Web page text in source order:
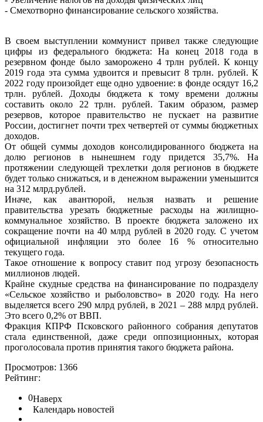
- Смехотворно финансирование сельского хозяйства.
В своем выступлении коммунист привел также следующие
цифры из федерального бюджета: На конец 2018 года в
резервном фонде было заморожено 4 трлн рублей. К концу
2019 года эта сумма удвоится и превысит 8 трлн. рублей. К
2022 году произойдет еще одно удвоение: в фонде осядут 16,2
трлн. рублей. Доходы бюджета к тому времени должны
составить около 22 трлн. рублей. Таким образом, размер
резервов, которое правительство не пускает на развитие
России, достигнет почти трех четвертей от суммы бюджетных
доходов.
От общей суммы доходов консолидированного бюджета на
долю регионов в нынешнем году придется 35,7%. На
протяжении следующей трехлетки доля регионов в бюджете
будет только снижаться, и в денежном выражении уменьшится
на 312 млрд.рублей.
Иначе, как авантюрой, нельзя назвать и решение
правительства урезать бюджетные расходы на жилищно-
коммунальное хозяйство. В проекте бюджета заложено их
сокращение почти на 40 млрд рублей в 2020 году. С учетом
официальной инфляции это более 16 % относительно
текущего года.
Такое отношение к вопросу ставит под угрозу безопасность
миллионов людей.
Крайне скудные средства на финансирование по подразделу
«Сельское хозяйство и рыболовство» в 2020 году. На него
выделяется всего 290 млрд рублей, в 2021 – 288 млрд рублей.
Это всего 0,2% от ВВП.
Фракция КПРФ Псковского районного собрания депутатов
стала единственной, даже среди оппозиционных, которая
проголосовала против принятия такого бюджета района.
Просмотров: 1366
Рейтинг:
0Наверх
Календарь новостей